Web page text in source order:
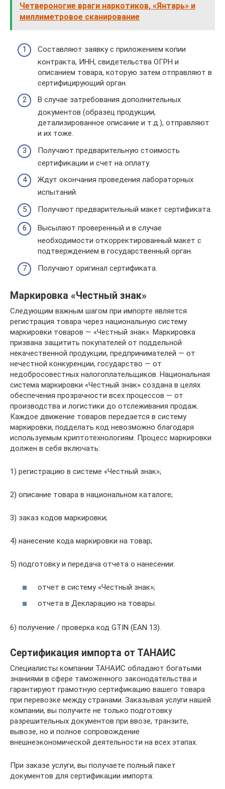
Четвероногие враги наркотиков, «Янтарь» и
миллиметровое сканирование
Составляют заявку с приложением копии
контракта, ИНН, свидетельства ОГРН и
описанием товара, которую затем отправляют в
сертифицирующий орган.
В случае затребования дополнительных
документов (образец продукции,
детализированное описание и т.д.), отправляют
и их тоже.
Получают предварительную стоимость
сертификации и счет на оплату.
Ждут окончания проведения лабораторных
испытаний.
Получают предварительный макет сертификата.
Высылают проверенный и в случае
необходимости откорректированный макет с
подтверждением в государственный орган.
Получают оригинал сертификата.
Маркировка «Честный знак»
Следующим важным шагом при импорте является
регистрация товара через национальную систему
маркировки товаров — «Честный знак». Маркировка
призвана защитить покупателей от поддельной
некачественной продукции, предпринимателей — от
нечестной конкуренции, государство — от
недобросовестных налогоплательщиков. Национальная
система маркировки «Честный знак» создана в целях
обеспечения прозрачности всех процессов — от
производства и логистики до отслеживания продаж.
Каждое движение товаров передается в систему
маркировки, подделать код невозможно благодаря
используемым криптотехнологиям. Процесс маркировки
должен в себя включать:
1) регистрацию в системе «Честный знак»;
2) описание товара в национальном каталоге;
3) заказ кодов маркировки;
4) нанесение кода маркировки на товар;
5) подготовку и передача отчета о нанесении:
отчет в систему «Честный знак»;
отчета в Декларацию на товары.
6) получение / проверка код GTIN (EAN 13).
Сертификация импорта от ТАНАИС
Специалисты компании ТАНАИС обладают богатыми
знаниями в сфере таможенного законодательства и
гарантируют грамотную сертификацию вашего товара
при перевозке между странами. Заказывая услуги нашей
компании, вы получите не только подготовку
разрешительных документов при ввозе, транзите,
вывозе, но и полное сопровождение
внешнеэкономической деятельности на всех этапах.
При заказе услуги, вы получаете полный пакет
документов для сертификации импорта: